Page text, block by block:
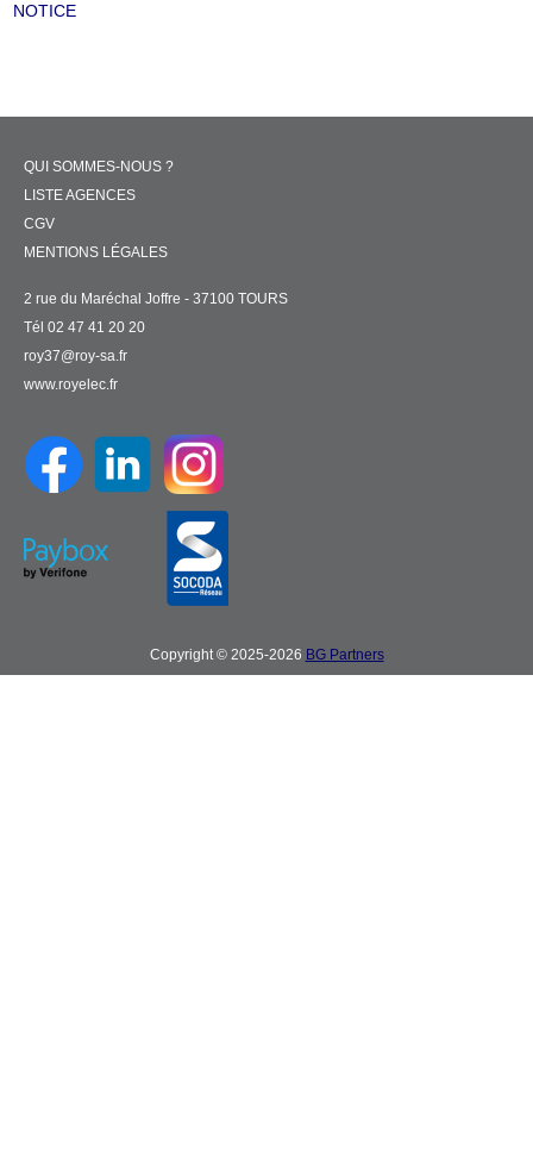
NOTICE
QUI SOMMES-NOUS ?
LISTE AGENCES
CGV
MENTIONS LÉGALES
2 rue du Maréchal Joffre - 37100 TOURS
Tél 02 47 41 20 20
roy37@roy-sa.fr
www.royelec.fr
Copyright © 2025-2026 BG Partners